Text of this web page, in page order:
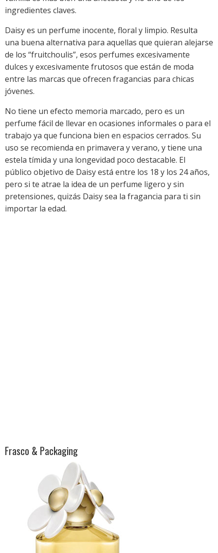
ingredientes claves.
Daisy es un perfume inocente, floral y limpio. Resulta
una buena alternativa para aquellas que quieran alejarse
de los “fruitchoulis”, esos perfumes excesivamente
dulces y excesivamente frutosos que están de moda
entre las marcas que ofrecen fragancias para chicas
jóvenes.
No tiene un efecto memoria marcado, pero es un
perfume fácil de llevar en ocasiones informales o para el
trabajo ya que funciona bien en espacios cerrados. Su
uso se recomienda en primavera y verano, y tiene una
estela tímida y una longevidad poco destacable. El
público objetivo de Daisy está entre los 18 y los 24 años,
pero si te atrae la idea de un perfume ligero y sin
pretensiones, quizás Daisy sea la fragancia para ti sin
importar la edad.
Frasco & Packaging